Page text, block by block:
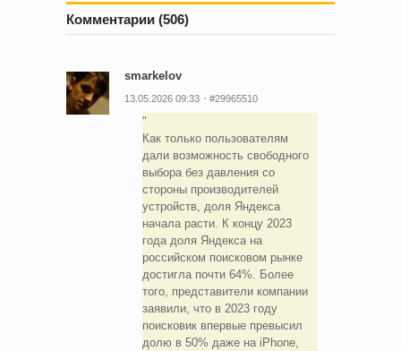
Комментарии (506)
smarkelov
13.05.2026 09:33 #29965510
Как только пользователям
дали возможность свободного
выбора без давления со
стороны производителей
устройств, доля Яндекса
начала расти. К концу 2023
года доля Яндекса на
российском поисковом рынке
достигла почти 64%. Более
того, представители компании
заявили, что в 2023 году
поисковик впервые превысил
долю в 50% даже на iPhone,